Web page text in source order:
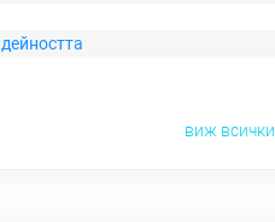
виж всички